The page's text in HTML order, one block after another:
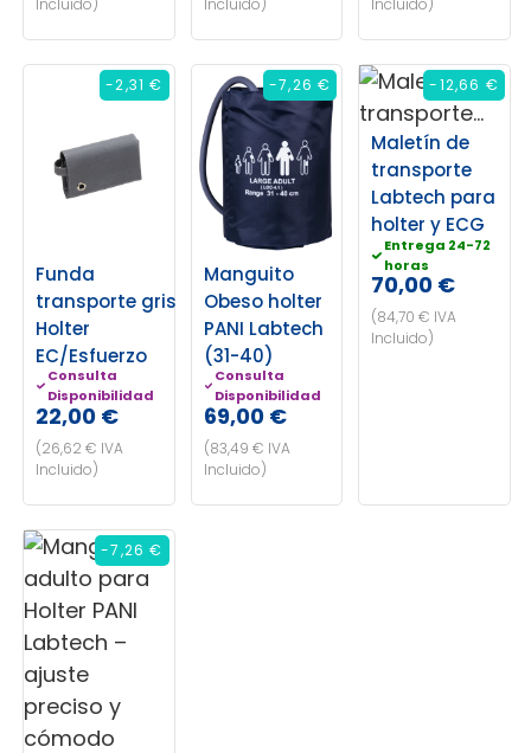
Incluido)
Incluido)
Incluido)
Funda
transporte gris
Holter
EC/Esfuerzo
Consulta
Disponibilidad
22,00 €
(26,62 € IVA
Incluido)
-2,31 €
Manguito
Obeso holter
PANI Labtech
(31-40)
Consulta
Disponibilidad
69,00 €
(83,49 € IVA
Incluido)
-7,26 €
Maletín de
transporte
Labtech para
holter y ECG
Entrega 24-72
horas
70,00 €
(84,70 € IVA
Incluido)
-12,66 €
-7,26 €